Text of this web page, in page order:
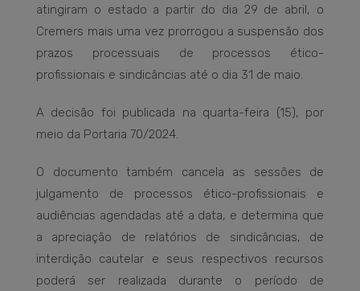
atingiram o estado a partir do dia 29 de abril, o
Cremers mais uma vez prorrogou a suspensão dos
prazos processuais de processos ético-
profissionais e sindicâncias até o dia 31 de maio.
A decisão foi publicada na quarta-feira (15), por
meio da Portaria 70/2024.
O documento também cancela as sessões de
julgamento de processos ético-profissionais e
audiências agendadas até a data, e determina que
a apreciação de relatórios de sindicâncias, de
interdição cautelar e seus respectivos recursos
poderá ser realizada durante o período de